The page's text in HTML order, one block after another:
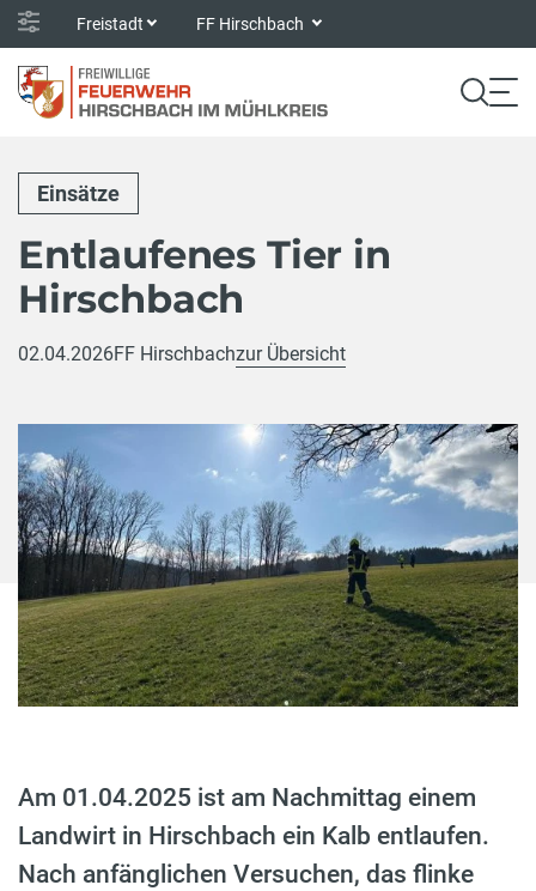
Freistadt FF Hirschbach
Einsätze
Entlaufenes Tier in
Hirschbach
02.04.2026FF Hirschbachzur Übersicht
Am 01.04.2025 ist am Nachmittag einem
Landwirt in Hirschbach ein Kalb entlaufen.
Nach anfänglichen Versuchen, das flinke